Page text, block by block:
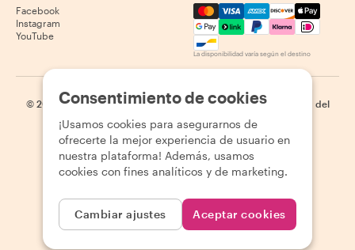
Facebook
Instagram
YouTube
Mastercard, Visa, Amex,
La disponibilidad varía según el destino
© 2026 Withlocals.com | Política de privacidad | Cookies
Mapa del
Consentimiento de cookies
¡Usamos cookies para asegurarnos de
ofrecerte la mejor experiencia de usuario en
nuestra plataforma! Además, usamos
cookies con fines analíticos y de marketing.
Cambiar ajustes Aceptar cookies